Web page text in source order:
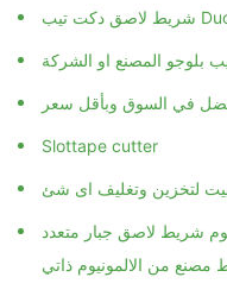
بلوجو المصنع او الشركة
في السوق وبأقل سعر
Slottape cutter
لتخزين وتغليف اى شئ
شريط لاصق جبار متعدد
مصنع من الالمونيوم ذاتي